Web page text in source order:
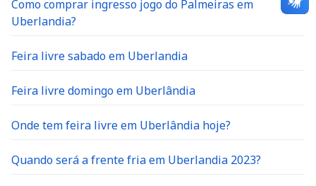
Como comprar ingresso jogo do Palmeiras em
Uberlandia?
Feira livre sabado em Uberlandia
Feira livre domingo em Uberlândia
Onde tem feira livre em Uberlândia hoje?
Quando será a frente fria em Uberlandia 2023?